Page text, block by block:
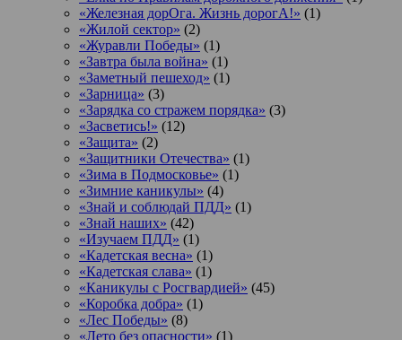
«Железная дорОга. Жизнь дорогА!» (1)
«Жилой сектор» (2)
«Журавли Победы» (1)
«Завтра была война» (1)
«Заметный пешеход» (1)
«Зарница» (3)
«Зарядка со стражем порядка» (3)
«Засветись!» (12)
«Защита» (2)
«Защитники Отечества» (1)
«Зима в Подмосковье» (1)
«Зимние каникулы» (4)
«Знай и соблюдай ПДД» (1)
«Знай наших» (42)
«Изучаем ПДД» (1)
«Кадетская весна» (1)
«Кадетская слава» (1)
«Каникулы с Росгвардией» (45)
«Коробка добра» (1)
«Лес Победы» (8)
«Лето без опасности» (1)